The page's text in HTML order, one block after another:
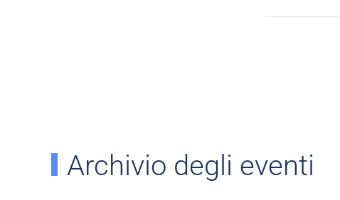
Archivio degli eventi